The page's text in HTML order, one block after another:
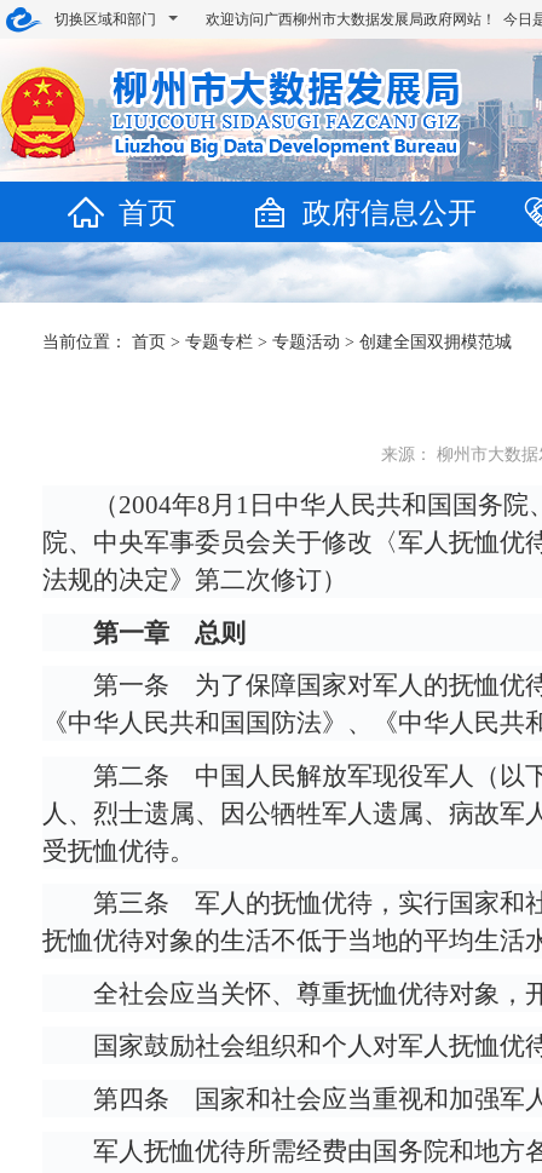
切换区域和部门 欢迎访问广西柳州市大数据发展局政府网站！ 今日
首页 政府信息公开
当前位置： 首页 > 专题专栏 > 专题活动 > 创建全国双拥模范城
来源： 柳州市大数
（2004年8月1日中华人民共和国国务
院、中央军事委员会关于修改〈军人抚恤
法规的决定》第二次修订）
第一章 总则
第一条 为了保障国家对军人的抚恤优
《中华人民共和国国防法》、《中华人民
第二条 中国人民解放军现役军人（以
人、烈士遗属、因公牺牲军人遗属、病故
受抚恤优待。
第三条 军人的抚恤优待，实行国家和
抚恤优待对象的生活不低于当地的平均生活
全社会应当关怀、尊重抚恤优待对象，
国家鼓励社会组织和个人对军人抚恤优
第四条 国家和社会应当重视和加强军
军人抚恤优待所需经费由国务院和地方